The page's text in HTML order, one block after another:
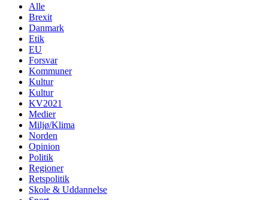
Alle
Brexit
Danmark
Etik
EU
Forsvar
Kommuner
Kultur
Kultur
KV2021
Medier
Miljø/Klima
Norden
Opinion
Politik
Regioner
Retspolitik
Skole & Uddannelse